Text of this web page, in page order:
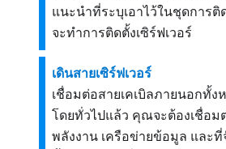
แนะนำที่ระบุเอาไว้ในชุดการติ
จะทำการติดตั้งเซิร์ฟเวอร์
เดินสายเซิร์ฟเวอร์
เชื่อมต่อสายเคเบิลภายนอกทั้ง
โดยทั่วไปแล้ว คุณจะต้องเชื่อม
พลังงาน เครือข่ายข้อมูล และ